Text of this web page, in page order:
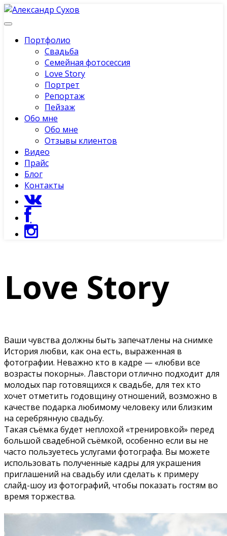
Портфолио
Свадьба
Семейная фотосессия
Love Story
Портрет
Репортаж
Пейзаж
Обо мне
Обо мне
Отзывы клиентов
Видео
Прайс
Блог
Контакты
Love Story
Ваши чувства должны быть запечатлены на снимке
История любви, как она есть, выраженная в
фотографии. Неважно кто в кадре — «любви все
возрасты покорны». Лавстори отлично подходит для
молодых пар готовящихся к свадьбе, для тех кто
хочет отметить годовщину отношений, возможно в
качестве подарка любимому человеку или близким
на серебрянную свадьбу.
Такая съёмка будет неплохой «тренировкой» перед
большой свадебной съёмкой, особенно если вы не
часто пользуетесь услугами фотографа. Вы можете
использовать полученные кадры для украшения
приглашений на свадьбу или сделать к примеру
слайд-шоу из фотографий, чтобы показать гостям во
время торжества.